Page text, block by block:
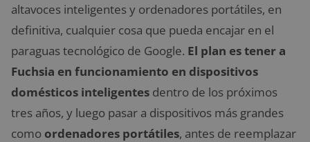
altavoces inteligentes y ordenadores portátiles, en
definitiva, cualquier cosa que pueda encajar en el
paraguas tecnológico de Google. El plan es tener a
Fuchsia en funcionamiento en dispositivos
domésticos inteligentes dentro de los próximos
tres años, y luego pasar a dispositivos más grandes
como ordenadores portátiles, antes de reemplazar